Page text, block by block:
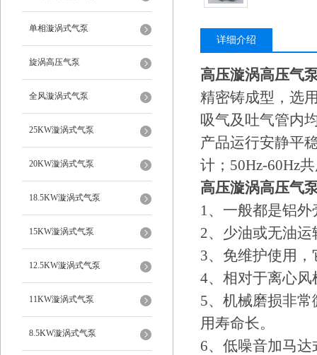
单相漩涡式气泵
旋涡高压气泵
全风漩涡式气泵
25KW漩涡式气泵
20KW漩涡式气泵
18.5KW漩涡式气泵
15KW漩涡式气泵
12.5KW漩涡式气泵
11KW漩涡式气泵
8.5KW漩涡式气泵
详细介绍
高压漩涡高压气
精密铸成型，选
吸气及吐气管内
产品运行安静平
计；50Hz-60Hz
高压漩涡高压气
1、一般都是铝
2、少油或无油
3、免维护使用
4、相对于离心
5、机械磨损非
用寿命长。
6、低噪音加马